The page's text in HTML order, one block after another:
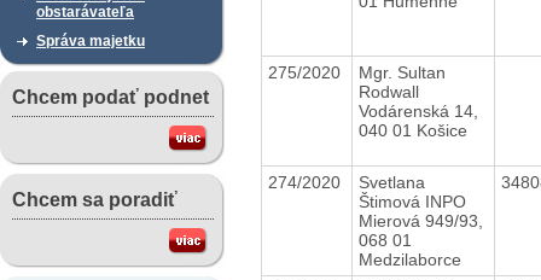
obstarávateľa
Správa majetku
Chcem podať podnet
Chcem sa poradiť
275/2020
Mgr. Sultan
Rodwall
Vodárenská 14,
040 01 Košice
274/2020
Svetlana
Štimová INPO
Mierová 949/93,
068 01
Medzilaborce